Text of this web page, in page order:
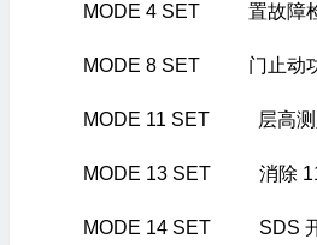
MODE 4 SET 置故障
MODE 8 SET 门止动
MODE 11 SET 层高测
MODE 13 SET 消除
MODE 14 SET SDS